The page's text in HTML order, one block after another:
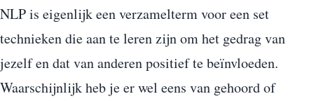
NLP is eigenlijk een verzamelterm voor een set
technieken die aan te leren zijn om het gedrag van
jezelf en dat van anderen positief te beïnvloeden.
Waarschijnlijk heb je er wel eens van gehoord of